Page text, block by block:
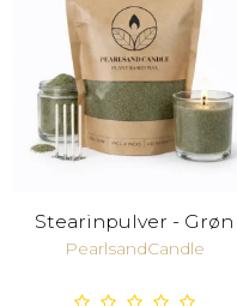
Stearinpulver - Grøn
PearlsandCandle